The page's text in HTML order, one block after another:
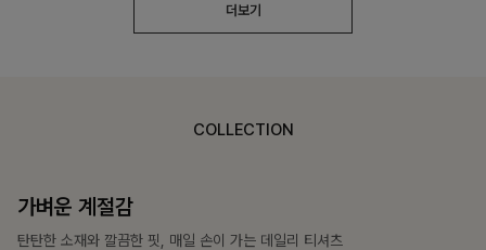
더보기
COLLECTION
가장 쉬운 코디
특별한 날부터 일상까지 함께하는 룩